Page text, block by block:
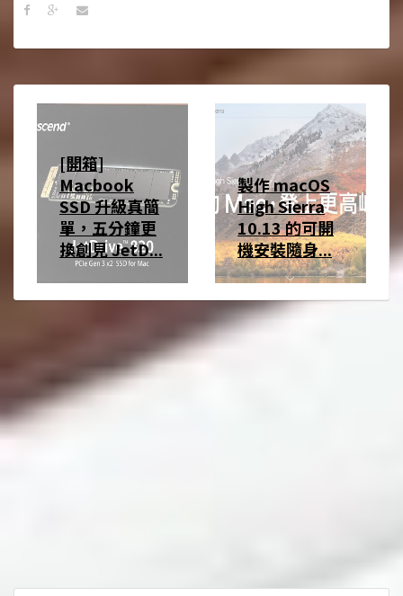
[開箱]
Macbook
SSD 升級真簡
單，五分鐘更
換創見 JetD...
製作 macOS
High Sierra
10.13 的可開
機安裝隨身...